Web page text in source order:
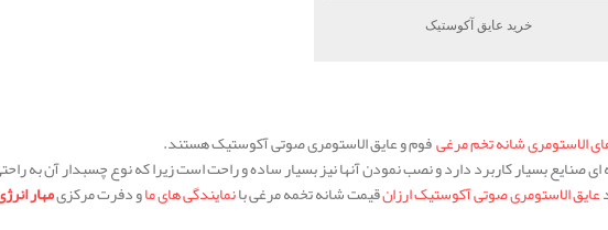
خرید عایق آکوستیک
الاستومری شانه تخم مرغیفوم و عایق الاستومری صوتی آکوستیک هستند.
صنایع بسیار کاربرد دارد و نصب نمودن آنها نیز بسیار ساده و راحت است زیرا که نوع چسبدار آن به
عایق الاستومری صوتی آکوستیک ارزانقیمت شانه تخمه مرغی بانمایندگی های ماو دفرت مرکزیمهار